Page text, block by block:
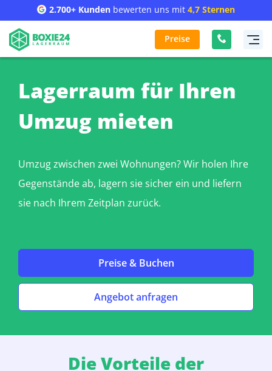
2.700+ Kunden bewerten uns mit 4,7 Sternen
Preise
Lagerraum für Ihren
Umzug mieten
Umzug zwischen zwei Wohnungen? Wir holen Ihre
Gegenstände ab, lagern sie sicher ein und liefern
sie nach Ihrem Zeitplan zurück.
Preise & Buchen
Angebot anfragen
Die Vorteile der